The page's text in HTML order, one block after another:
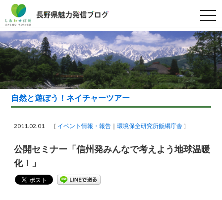
t
o
g
g
l
e
n
a
v
g
i
自然と遊ぼう！ネイチャーツアー
2011.02.01 ［ イベント情報・報告 環境保全研究所飯綱庁舎 ］
公開セミナー「信州発みんなで考えよう地球温暖
化！」